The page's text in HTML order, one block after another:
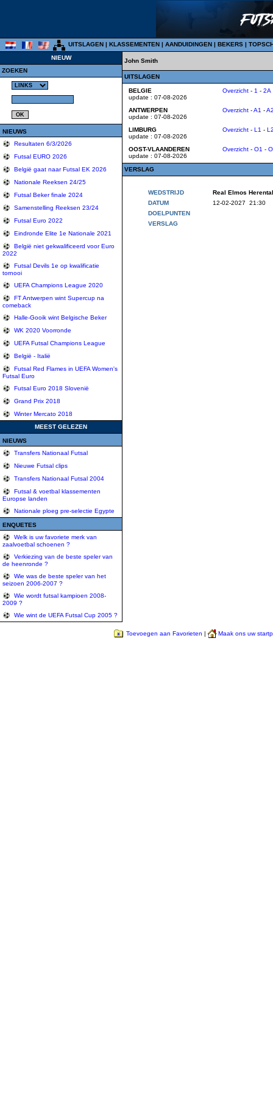
UITSLAGEN | KLASSEMENTEN | AANDUIDINGEN | BEKERS |
NIEUW
ZOEKEN
NIEUWS
Resultaten 6/3/2026
Futsal EURO 2026
België gaat naar Futsal EK 2026
Nationale Reeksen 24/25
Futsal Beker finale 2024
Samenstelling Reeksen 23/24
Futsal Euro 2022
Eindronde Elite 1e Nationale 2021
België niet gekwalificeerd voor Euro
2022
Futsal Devils 1e op kwalificatie
tornooi
UEFA Champions League 2020
FT Antwerpen wint Supercup na
comeback
Halle-Gooik wint Belgische Beker
WK 2020 Voorronde
UEFA Futsal Champions League
België - Italië
Futsal Red Flames in UEFA Women's
Futsal Euro
Futsal Euro 2018 Slovenië
Grand Prix 2018
Winter Mercato 2018
MEEST GELEZEN
NIEUWS
Transfers Nationaal Futsal
Nieuwe Futsal clips
Transfers Nationaal Futsal 2004
Futsal & voetbal klassementen
Europse landen
Nationale ploeg pre-selectie Egypte
ENQUETES
Welk is uw favoriete merk van
zaalvoetbal schoenen ?
Verkiezing van de beste speler van
de heenronde ?
Wie was de beste speler van het
seizoen 2006-2007 ?
Wie wordt futsal kampioen 2008-
2009 ?
Wie wint de UEFA Futsal Cup 2005 ?
John Smith
UITSLAGEN
BELGIE
update : 07-08-2026
Overzicht - 1 - 2A
ANTWERPEN
update : 07-08-2026
Overzicht -A1 -
LIMBURG
update : 07-08-2026
Overzicht - L1 -
OOST-VLAANDEREN
update : 07-08-2026
Overzicht - O1 -
VERSLAG
WEDSTRIJD
Real Elmos
DATUM
12-02-2027 21:30
DOELPUNTEN
VERSLAG
Toevoegen aan Favorieten | Maak ons uw